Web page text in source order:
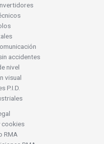
accidentes
nivel
visual
P.I.D.
cookies
RMA